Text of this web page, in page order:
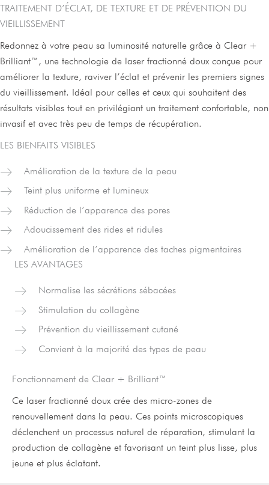
TRAITEMENT D’ÉCLAT, DE TEXTURE ET DE PRÉVENTION DU
VIEILLISSEMENT
Redonnez à votre peau sa luminosité naturelle grâce à Clear +
Brilliant™, une technologie de laser fractionné doux conçue pour
améliorer la texture, raviver l’éclat et prévenir les premiers signes
du vieillissement. Idéal pour celles et ceux qui souhaitent des
résultats visibles tout en privilégiant un traitement confortable, non
invasif et avec très peu de temps de récupération.
LES BIENFAITS VISIBLES
Amélioration de la texture de la peau
Teint plus uniforme et lumineux
Réduction de l’apparence des pores
Adoucissement des rides et ridules
Amélioration de l’apparence des taches pigmentaires
LES AVANTAGES
Normalise les sécrétions sébacées
Stimulation du collagène
Prévention du vieillissement cutané
Convient à la majorité des types de peau
Fonctionnement de Clear + Brilliant™
Ce laser fractionné doux crée des micro-zones de
renouvellement dans la peau. Ces points microscopiques
déclenchent un processus naturel de réparation, stimulant la
production de collagène et favorisant un teint plus lisse, plus
jeune et plus éclatant.